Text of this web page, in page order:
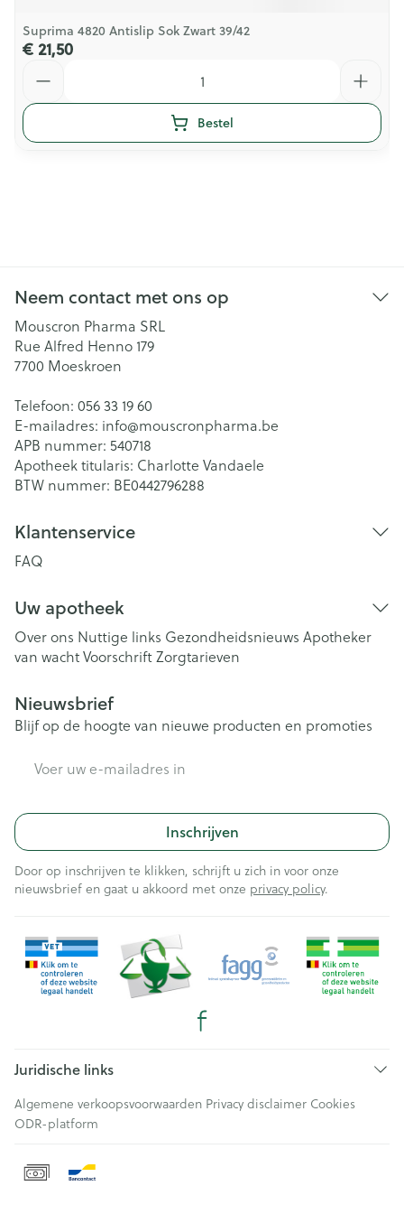
Suprima 4820 Antislip Sok Zwart 39/42
€ 21,50
Bestel
Neem contact met ons op
Mouscron Pharma SRL
Rue Alfred Henno 179
7700 Moeskroen
Telefoon: 056 33 19 60
E-mailadres: info@mouscronpharma.be
APB nummer: 540718
Apotheek titularis: Charlotte Vandaele
BTW nummer: BE0442796288
Klantenservice
FAQ
Uw apotheek
Over ons Nuttige links Gezondheidsnieuws Apotheker
van wachtVoorschriftZorgtarieven
Nieuwsbrief
Blijf op de hoogte van nieuwe producten en promoties
Inschrijven
Door op inschrijven te klikken, schrijft u zich in voor onze
nieuwsbrief en gaat u akkoord met onze privacy policy.
Juridische links
Algemene verkoopsvoorwaarden Privacy disclaimer Cookies
ODR-platform